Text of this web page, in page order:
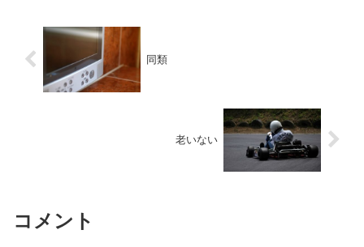
同類
老いない
コメント